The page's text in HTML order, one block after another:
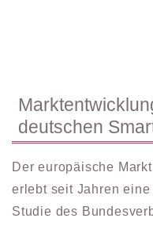
deutschen
Der europäische
erlebt seit Jahren
Studie des